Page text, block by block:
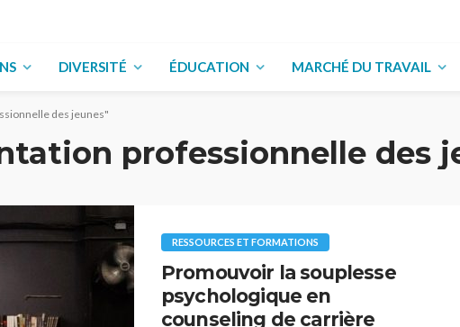
DIVERSITÉ ÉDUCATION MARCHÉ DU TRAVAIL
des jeunes"
professionnelle des
RESSOURCES ET FORMATIONS
Promouvoir la souplesse
psychologique en
counseling de carrière